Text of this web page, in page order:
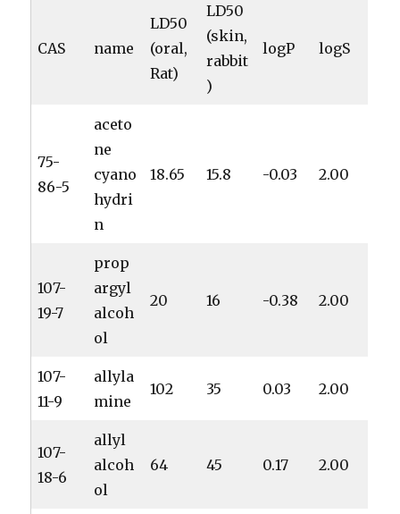
CAS name
LD50
(oral,
Rat)
LD50
(skin,
rabbit
)
logP logS
75-
86-5
aceto
ne
cyano
hydri
n
18.65 15.8 -0.03 2.00
107-
19-7
prop
argyl
alcoh
ol
20 16 -0.38 2.00
107-
11-9
allyla
mine
102 35 0.03 2.00
107-
18-6
allyl
alcoh
ol
64 45 0.17 2.00